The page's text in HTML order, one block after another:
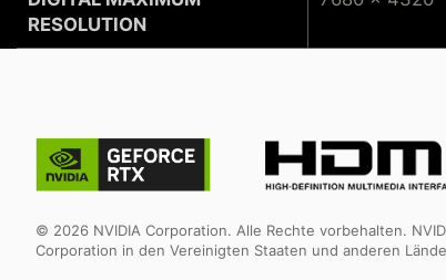
RESOLUTION
© 2026 NVIDIA Corporation. Alle Rechte vorbehalten.
Corporation in den Vereinigten Staaten und anderen